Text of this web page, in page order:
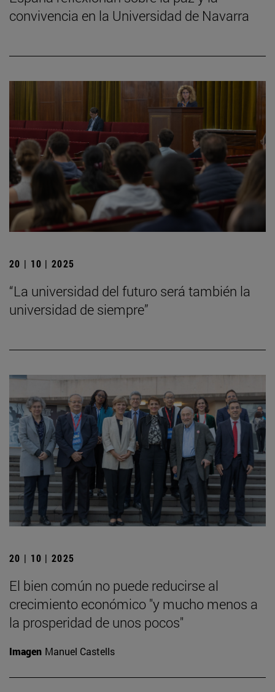
convivencia en la Universidad de Navarra
20 | 10 | 2025
“La universidad del futuro será también la
universidad de siempre”
20 | 10 | 2025
El bien común no puede reducirse al
crecimiento económico "y mucho menos a
la prosperidad de unos pocos"
Imagen Manuel Castells